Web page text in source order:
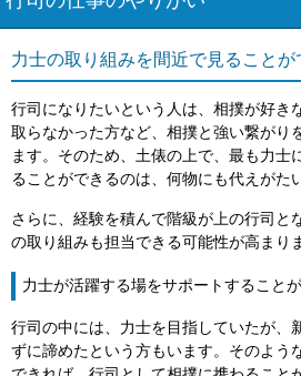
力士の取り組みを間近で見ることが
行司になりたいという人は、相撲が好き
取らなかった方など、相撲と強い繋がり
ます。そのため、土俵の上で、最も力士
ることができるのは、何物にも代えがた
さらに、経験を積んで階級が上の行司と
の取り組みも担当できる可能性が高まり
力士が活躍する場をサポートすること
行司の中には、力士を目指していたが、
ずに諦めたという方もいます。そのよう